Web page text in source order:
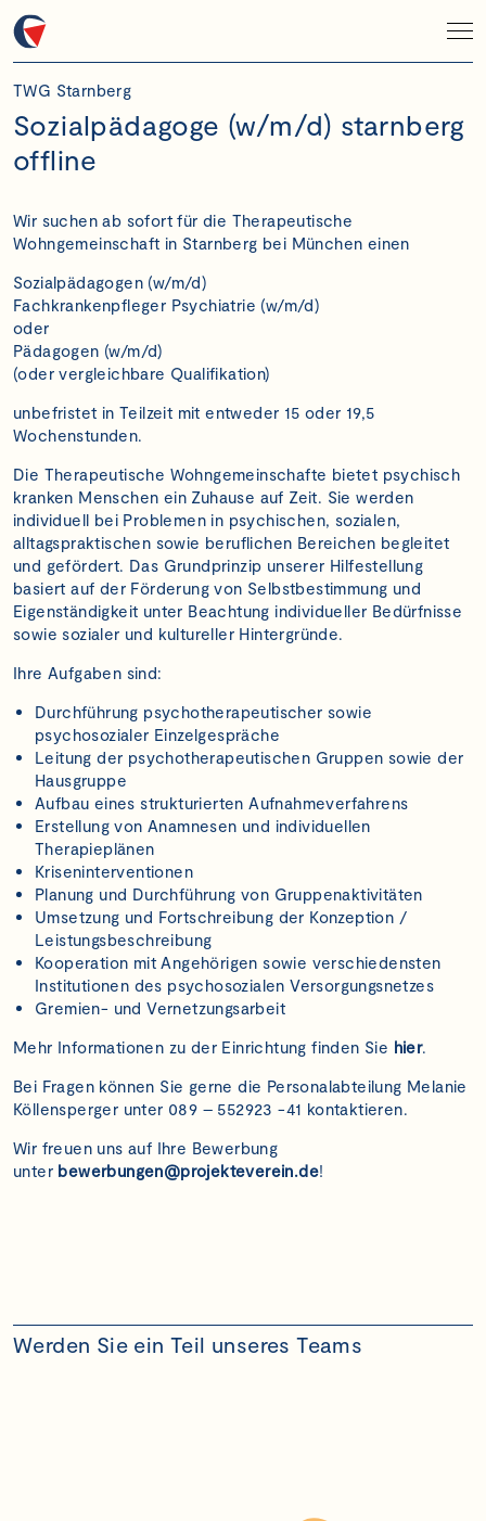
TWG Starnberg
Sozialpädagoge (w/m/d) starnberg
offline
Wir suchen ab sofort für die Therapeutische
Wohngemeinschaft in Starnberg bei München einen
Sozialpädagogen (w/m/d)
Fachkrankenpfleger Psychiatrie (w/m/d)
oder
Pädagogen (w/m/d)
(oder vergleichbare Qualifikation)
unbefristet in Teilzeit mit entweder 15 oder 19,5
Wochenstunden.
Die Therapeutische Wohngemeinschafte bietet psychisch
kranken Menschen ein Zuhause auf Zeit. Sie werden
individuell bei Problemen in psychischen, sozialen,
alltagspraktischen sowie beruflichen Bereichen begleitet
und gefördert. Das Grundprinzip unserer Hilfestellung
basiert auf der Förderung von Selbstbestimmung und
Eigenständigkeit unter Beachtung individueller Bedürfnisse
sowie sozialer und kultureller Hintergründe.
Ihre Aufgaben sind:
Durchführung psychotherapeutischer sowie
psychosozialer Einzelgespräche
Leitung der psychotherapeutischen Gruppen sowie der
Hausgruppe
Aufbau eines strukturierten Aufnahmeverfahrens
Erstellung von Anamnesen und individuellen
Therapieplänen
Kriseninterventionen
Planung und Durchführung von Gruppenaktivitäten
Umsetzung und Fortschreibung der Konzeption /
Leistungsbeschreibung
Kooperation mit Angehörigen sowie verschiedensten
Institutionen des psychosozialen Versorgungsnetzes
Gremien- und Vernetzungsarbeit
Mehr Informationen zu der Einrichtung finden Sie hier.
Bei Fragen können Sie gerne die Personalabteilung Melanie
Köllensperger unter 089 – 552923 -41 kontaktieren.
Wir freuen uns auf Ihre Bewerbung
unter bewerbungen@projekteverein.de!
Werden Sie ein Teil unseres Teams